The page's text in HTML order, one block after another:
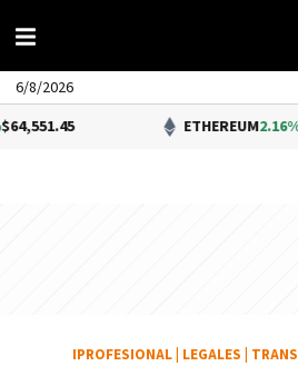
6/8/2026
ETHEREUM 2.16%$1,907.30
IPROFESIONAL LEGALES